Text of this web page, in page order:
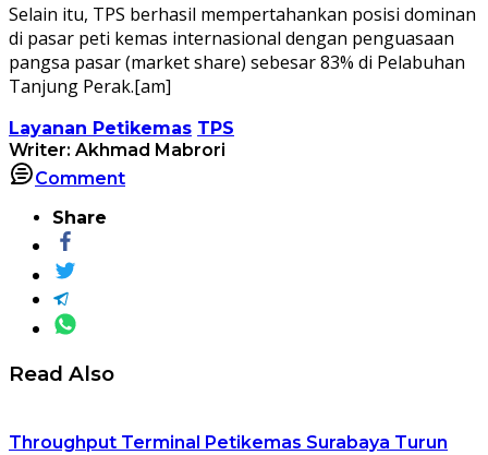
Selain itu, TPS berhasil mempertahankan posisi dominan
di pasar peti kemas internasional dengan penguasaan
pangsa pasar (market share) sebesar 83% di Pelabuhan
Tanjung Perak.[am]
Layanan Petikemas TPS
Writer: Akhmad Mabrori
Comment
Share
Read Also
Throughput Terminal Petikemas Surabaya Turun